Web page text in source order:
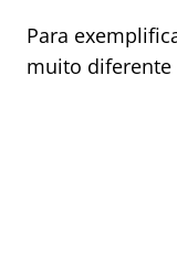
Para
muito diferente